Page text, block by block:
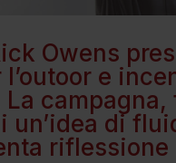
Owens
l’outoor e
un’idea di
riflessione